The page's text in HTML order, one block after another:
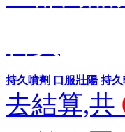
持久噴劑 口服壯陽 持
去結算,共